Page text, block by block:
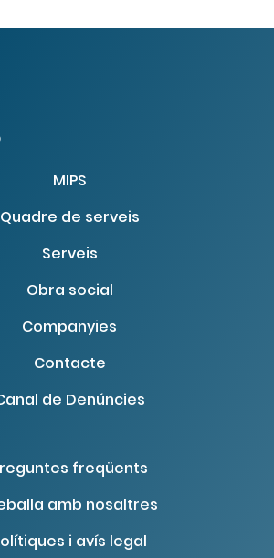
MIPS
Quadre de serveis
Serveis
Obra social
Companyies
Contacte
de Denúncies
freqüents
amb nosaltres
i avís legal